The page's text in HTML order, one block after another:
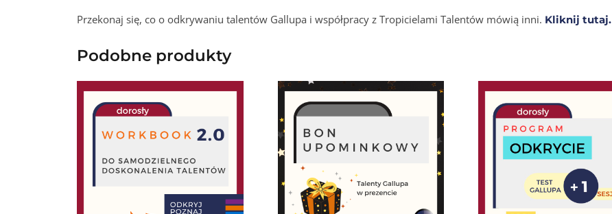
Przekonaj się, co o odkrywaniu talentów Gallupa i współpracy z Tropicielami Talentów mówią inni. Kliknij tutaj.
Podobne produkty